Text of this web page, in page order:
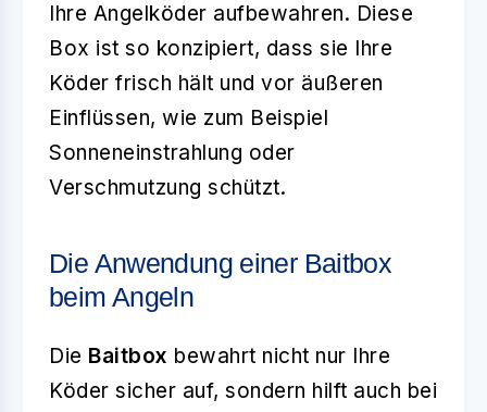
Ihre Angelköder aufbewahren. Diese
Box ist so konzipiert, dass sie Ihre
Köder frisch hält und vor äußeren
Einflüssen, wie zum Beispiel
Sonneneinstrahlung oder
Verschmutzung schützt.
Die Anwendung einer Baitbox
beim Angeln
Die Baitbox bewahrt nicht nur Ihre
Köder sicher auf, sondern hilft auch bei